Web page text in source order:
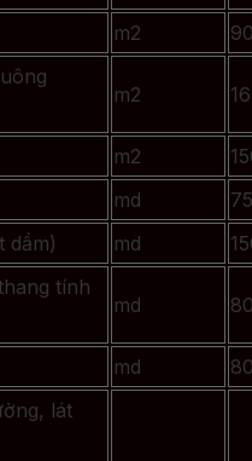
m2
m2
m2
md
dầm) md
tính
md
md
lát